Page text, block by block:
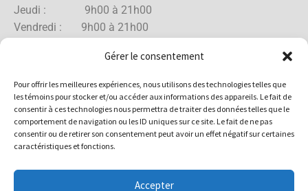
Gérer le consentement
Pour offrir les meilleures expériences, nous utilisons des technologies telles que
les témoins pour stocker et/ou accéder aux informations des appareils. Le fait de
consentir à ces technologies nous permettra de traiter des données telles que le
comportement de navigation ou les ID uniques sur ce site. Le fait de ne pas
consentir ou de retirer son consentement peut avoir un effet négatif sur certaines
caractéristiques et fonctions.
Accepter
Jeudi : 9h00 à 21h00
Vendredi : 9h00 à 21h00
Dimanche : 10h00 à 17h00
Boutique Rue Allard
Mardi : 10h00 à 18h00